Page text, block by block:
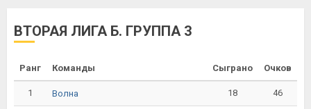
ВТОРАЯ ЛИГА Б. ГРУППА 3
Ранг Команды Сыграно Очков
1 Волна 18 46